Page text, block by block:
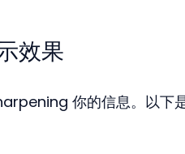
效果
你的信息。以下